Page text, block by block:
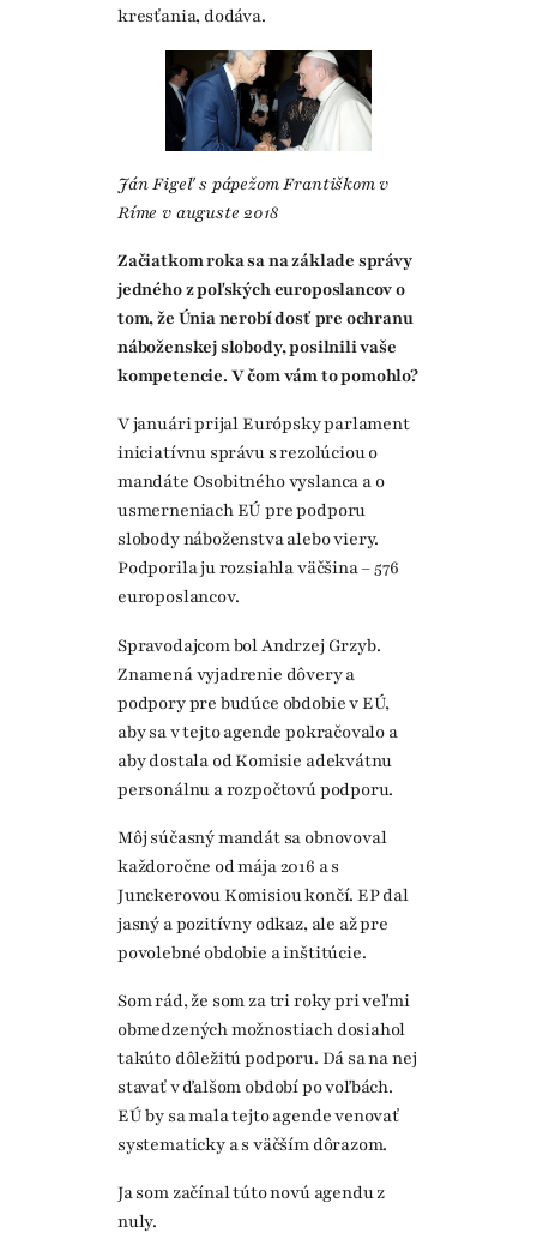
kresťania, dodáva.
Ján Figeľ s pápežom Františkom v
Ríme v auguste 2018
Začiatkom roka sa na základe správy
jedného z poľských europoslancov o
tom, že Únia nerobí dosť pre ochranu
náboženskej slobody, posilnili vaše
kompetencie. V čom vám to pomohlo?
V januári prijal Európsky parlament
iniciatívnu správu s rezolúciou o
mandáte Osobitného vyslanca a o
usmerneniach EÚ pre podporu
slobody náboženstva alebo viery.
Podporila ju rozsiahla väčšina – 576
europoslancov.
Spravodajcom bol Andrzej Grzyb.
Znamená vyjadrenie dôvery a
podpory pre budúce obdobie v EÚ,
aby sa v tejto agende pokračovalo a
aby dostala od Komisie adekvátnu
personálnu a rozpočtovú podporu.
Môj súčasný mandát sa obnovoval
každoročne od mája 2016 a s
Junckerovou Komisiou končí. EP dal
jasný a pozitívny odkaz, ale až pre
povolebné obdobie a inštitúcie.
Som rád, že som za tri roky pri veľmi
obmedzených možnostiach dosiahol
takúto dôležitú podporu. Dá sa na nej
stavať v ďalšom období po voľbách.
EÚ by sa mala tejto agende venovať
systematicky a s väčším dôrazom.
Ja som začínal túto novú agendu z
nuly.